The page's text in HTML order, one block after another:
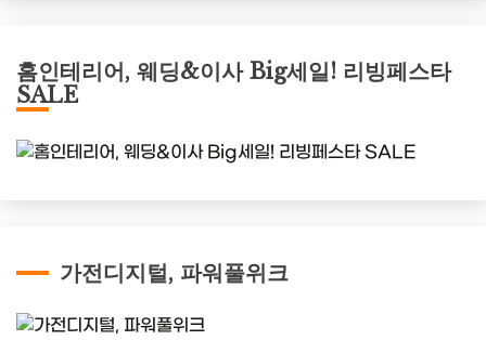
홈인테리어, 웨딩&이사 Big세일! 리빙페스타
SALE
가전디지털, 파워풀위크